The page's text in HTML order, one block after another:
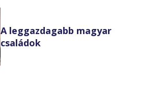
A leggazdagabb magyar
családok